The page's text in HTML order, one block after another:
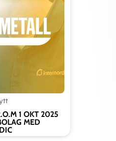
1 OKT 2025
MED